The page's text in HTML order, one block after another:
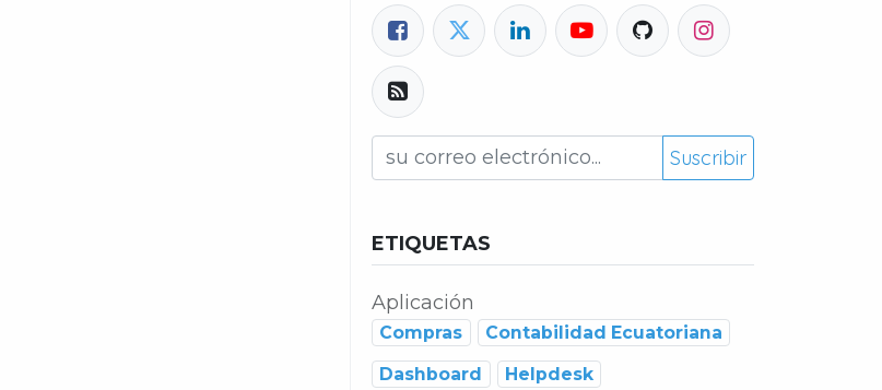
Suscribir
ETIQUETAS
Aplicación
Compras
Contabilidad Ecuatoriana
Dashboard
Helpdesk